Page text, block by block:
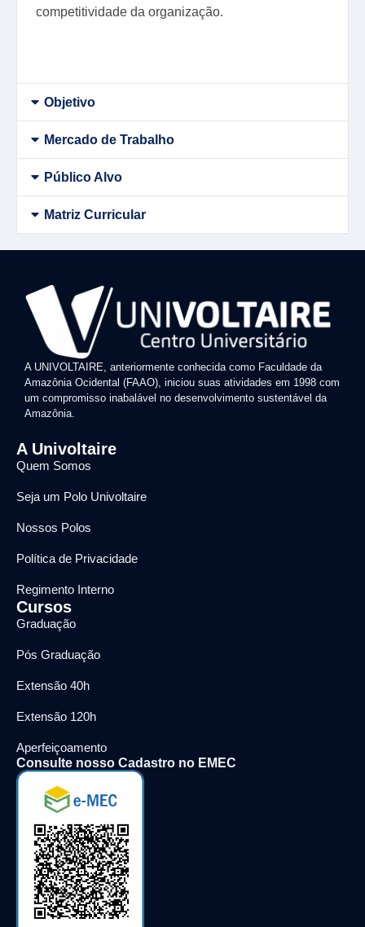
competitividade da organização.
Objetivo
Mercado de Trabalho
Público Alvo
Matriz Curricular
A UNIVOLTAIRE, anteriormente conhecida como Faculdade da
Amazônia Ocidental (FAAO), iniciou suas atividades em 1998 com
um compromisso inabalável no desenvolvimento sustentável da
Amazônia.
A Univoltaire
Quem Somos
Seja um Polo Univoltaire
Nossos Polos
Política de Privacidade
Regimento Interno
Cursos
Graduação
Pós Graduação
Extensão 40h
Extensão 120h
Aperfeiçoamento
Consulte nosso Cadastro no EMEC